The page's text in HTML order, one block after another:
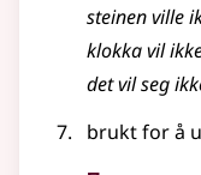
steinen ville
klokka vil
det vil seg
brukt for å